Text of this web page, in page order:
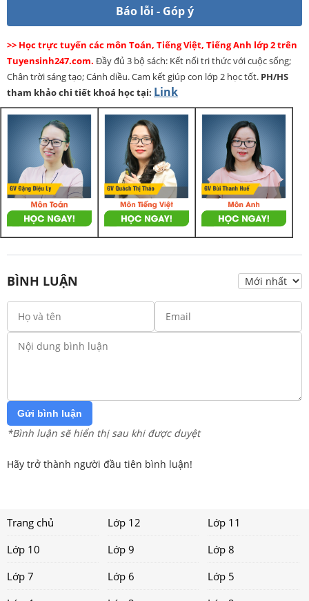
Báo lỗi - Góp ý
>> Học trực tuyến các môn Toán, Tiếng Việt, Tiếng Anh lớp 2 trên
Tuyensinh247.com. Đầy đủ 3 bộ sách: Kết nối tri thức với cuộc sống;
Chân trời sáng tạo; Cánh diều. Cam kết giúp con lớp 2 học tốt. PH/HS
tham khảo chi tiết khoá học tại: Link
BÌNH LUẬN
Gửi bình luận
*Bình luận sẽ hiển thị sau khi được duyệt
Hãy trở thành người đầu tiên bình luận!
Trang chủ Lớp 12
Lớp 11
Lớp 10
Lớp 9
Lớp 8
Lớp 7
Lớp 6
Lớp 5